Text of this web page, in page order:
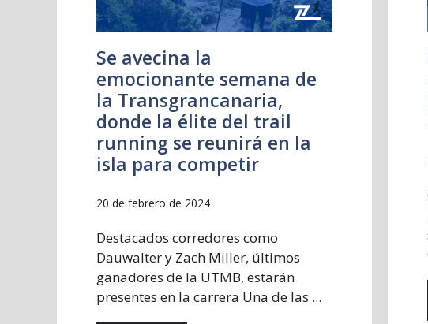
Se avecina la
emocionante semana de
la Transgrancanaria,
donde la élite del trail
running se reunirá en la
isla para competir
20 de febrero de 2024
Destacados corredores como
Dauwalter y Zach Miller, últimos
ganadores de la UTMB, estarán
presentes en la carrera Una de las ...